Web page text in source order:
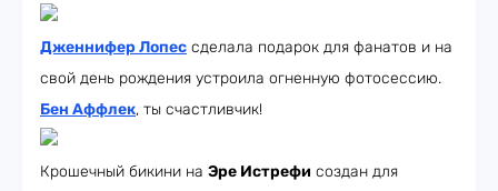
Дженнифер Лопес сделала подарок для фанатов и на
свой день рождения устроила огненную фотосессию.
Бен Аффлек, ты счастливчик!
Крошечный бикини на Эре Истрефи создан для